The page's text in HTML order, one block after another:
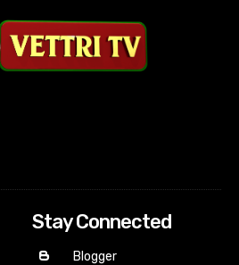
Stay Connected
Blogger